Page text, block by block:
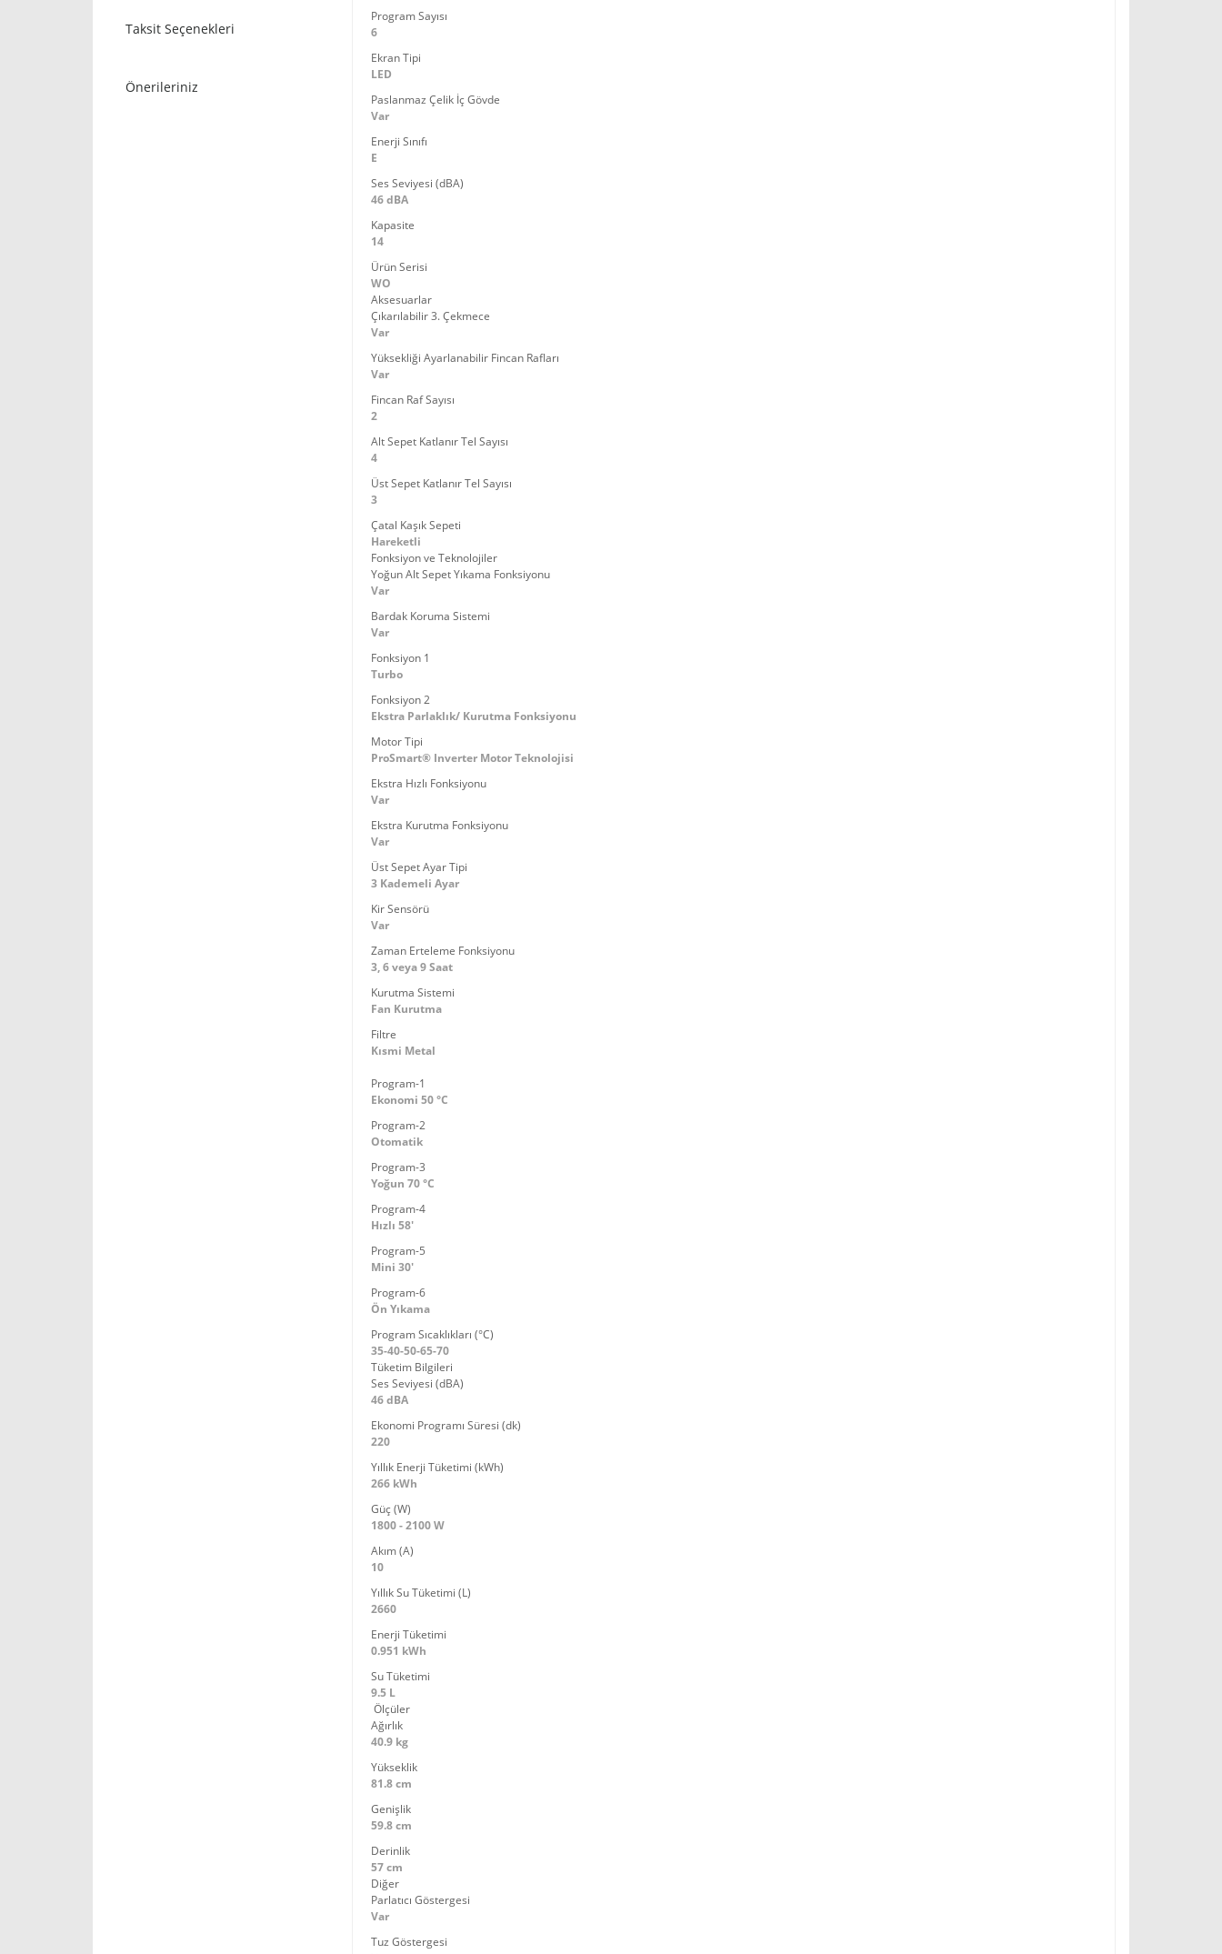
Taksit Seçenekleri
Önerileriniz
Program Sayısı
6
Ekran Tipi
LED
Paslanmaz Çelik İç Gövde
Var
Enerji Sınıfı
E
Ses Seviyesi (dBA)
46 dBA
Kapasite
14
Ürün Serisi
WO
Aksesuarlar
Çıkarılabilir 3. Çekmece
Var
Yüksekliği Ayarlanabilir Fincan Rafları
Var
Fincan Raf Sayısı
2
Alt Sepet Katlanır Tel Sayısı
4
Üst Sepet Katlanır Tel Sayısı
3
Çatal Kaşık Sepeti
Hareketli
Fonksiyon ve Teknolojiler
Yoğun Alt Sepet Yıkama Fonksiyonu
Var
Bardak Koruma Sistemi
Var
Fonksiyon 1
Turbo
Fonksiyon 2
Ekstra Parlaklık/ Kurutma Fonksiyonu
Motor Tipi
ProSmart® Inverter Motor Teknolojisi
Ekstra Hızlı Fonksiyonu
Var
Ekstra Kurutma Fonksiyonu
Var
Üst Sepet Ayar Tipi
3 Kademeli Ayar
Kir Sensörü
Var
Zaman Erteleme Fonksiyonu
3, 6 veya 9 Saat
Kurutma Sistemi
Fan Kurutma
Filtre
Kısmi Metal
Program-1
Ekonomi 50 °C
Program-2
Otomatik
Program-3
Yoğun 70 °C
Program-4
Hızlı 58'
Program-5
Mini 30'
Program-6
Ön Yıkama
Program Sıcaklıkları (°C)
35-40-50-65-70
Tüketim Bilgileri
Ses Seviyesi (dBA)
46 dBA
Ekonomi Programı Süresi (dk)
220
Yıllık Enerji Tüketimi (kWh)
266 kWh
Güç (W)
1800 - 2100 W
Akım (A)
10
Yıllık Su Tüketimi (L)
2660
Enerji Tüketimi
0.951 kWh
Su Tüketimi
9.5 L
Ölçüler
Ağırlık
40.9 kg
Yükseklik
81.8 cm
Genişlik
59.8 cm
Derinlik
57 cm
Diğer
Parlatıcı Göstergesi
Var
Tuz Göstergesi